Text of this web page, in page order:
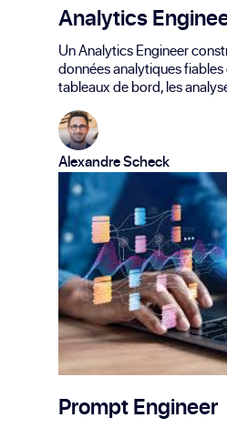
Analytics
Un Analytics Engineer
données analytiques
tableaux de bord, les
Alexandre Scheck
Prompt Engineer